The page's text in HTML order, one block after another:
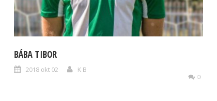
BÁBA TIBOR
2018 okt 02
K B
0